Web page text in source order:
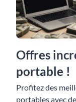
Offres
portable !
Profitez des
portables avec